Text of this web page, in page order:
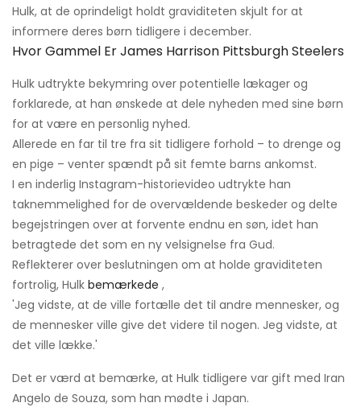
Hulk, at de oprindeligt holdt graviditeten skjult for at
informere deres børn tidligere i december.
Hvor Gammel Er James Harrison Pittsburgh Steelers
Hulk udtrykte bekymring over potentielle lækager og
forklarede, at han ønskede at dele nyheden med sine børn
for at være en personlig nyhed.
Allerede en far til tre fra sit tidligere forhold – to drenge og
en pige – venter spændt på sit femte barns ankomst.
I en inderlig Instagram-historievideo udtrykte han
taknemmelighed for de overvældende beskeder og delte
begejstringen over at forvente endnu en søn, idet han
betragtede det som en ny velsignelse fra Gud.
Reflekterer over beslutningen om at holde graviditeten
fortrolig, Hulk bemærkede ,
'Jeg vidste, at de ville fortælle det til andre mennesker, og
de mennesker ville give det videre til nogen. Jeg vidste, at
det ville lække.'
Det er værd at bemærke, at Hulk tidligere var gift med Iran
Angelo de Souza, som han mødte i Japan.